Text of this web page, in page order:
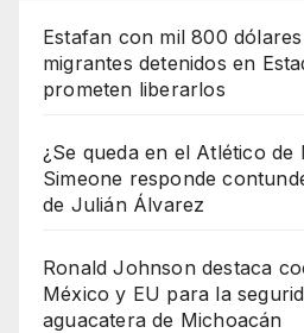
Estafan con mil 800
migrantes detenidos en
prometen liberarlos
¿Se queda en el Atlético de
Simeone responde
de Julián Álvarez
Ronald Johnson destaca
México y EU para la
aguacatera de Michoacán